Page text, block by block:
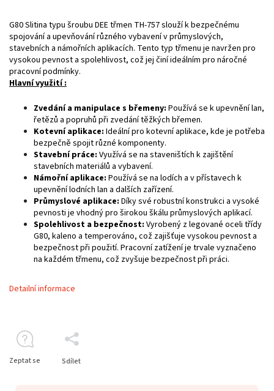
G80 Slitina typu šroubu DEE třmen TH-757 slouží k bezpečnému
spojování a upevňování různého vybavení v průmyslových,
stavebních a námořních aplikacích. Tento typ třmenu je navržen pro
vysokou pevnost a spolehlivost, což jej činí ideálním pro náročné
pracovní podmínky.
Hlavní využití :
Zvedání a manipulace s břemeny: Používá se k upevnění lan,
řetězů a popruhů při zvedání těžkých břemen.
Kotevní aplikace: Ideální pro kotevní aplikace, kde je potřeba
bezpečně spojit různé komponenty.
Stavební práce: Využívá se na staveništích k zajištění
stavebních materiálů a vybavení.
Námořní aplikace: Používá se na lodích a v přístavech k
upevnění lodních lan a dalších zařízení.
Průmyslové aplikace: Díky své robustní konstrukci a vysoké
pevnosti je vhodný pro širokou škálu průmyslových aplikací.
Spolehlivost a bezpečnost: Vyrobený z legované oceli třídy
G80, kaleno a temperováno, což zajišťuje vysokou pevnost a
bezpečnost při použití. Pracovní zatížení je trvale vyznačeno
na každém třmenu, což zvyšuje bezpečnost při práci.
Detailní informace
Zeptat se Sdílet